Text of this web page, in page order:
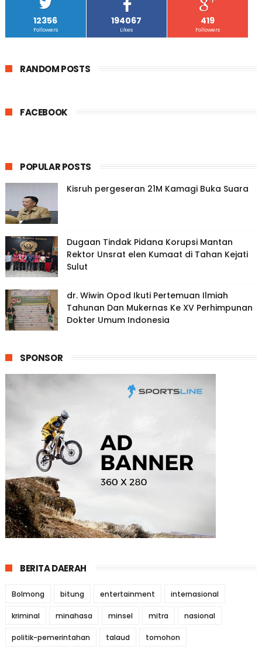
12356
Followers
194067
Likes
419
Followers
RANDOM POSTS
FACEBOOK
POPULAR POSTS
Kisruh pergeseran 21M Kamagi Buka Suara
Dugaan Tindak Pidana Korupsi Mantan
Rektor Unsrat elen Kumaat di Tahan Kejati
Sulut
dr. Wiwin Opod Ikuti Pertemuan Ilmiah
Tahunan Dan Mukernas Ke XV Perhimpunan
Dokter Umum Indonesia
SPONSOR
BERITA DAERAH
Bolmong bitung entertainment internasional
kriminal minahasa minsel mitra nasional
politik-pemerintahan talaud tomohon